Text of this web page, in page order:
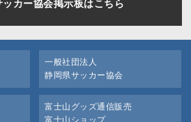
ッカー協会掲示板はこちら
一般社団法人
静岡県サッカー協会
富士山グッズ通信販売
富士山ショップ